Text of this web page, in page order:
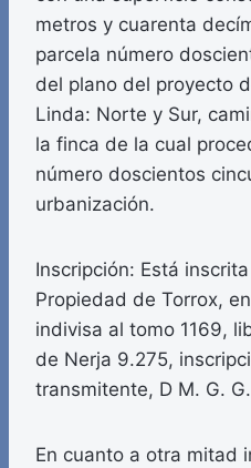
metros y cuarenta
parcela número
del plano del proyecto
Linda: Norte y Sur,
la finca de la cual
número doscientos
urbanización.
Inscripción: Está
Propiedad de Torrox,
indivisa al tomo 1169,
de Nerja 9.275,
transmitente, D M. G. G.
En cuanto a otra mitad